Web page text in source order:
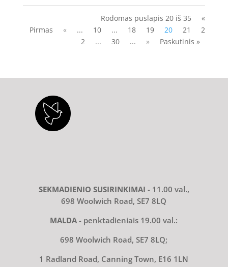
Rodomas puslapis 20 iš 35
«
Pirmas
« ... 10 ... 18 19 20 21
2
2
... 30 ... » Paskutinis »
SEKMADIENIO SUSIRINKIMAI - 11.00 val.,
698 Woolwich Road, SE7 8LQ
MALDA- penktadieniais 19.00 val.:
698 Woolwich Road, SE7 8LQ;
1 Radland Road, Canning Town, E16 1LN